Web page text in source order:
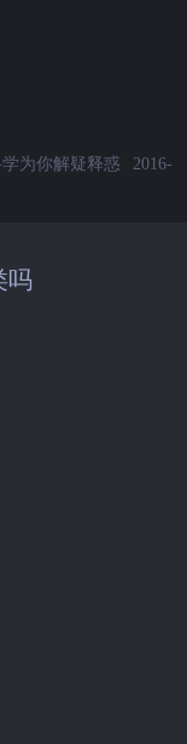
为你解疑释惑
2016-
吗